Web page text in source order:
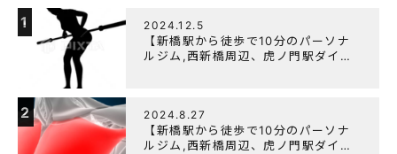
1 2024.12.5
【新橋駅から徒歩で10分のパーソナ
ルジム,西新橋周辺、虎ノ門駅ダイエ
2 2024.8.27
【新橋駅から徒歩で10分のパーソナ
ルジム,西新橋周辺、虎ノ門駅ダイエ